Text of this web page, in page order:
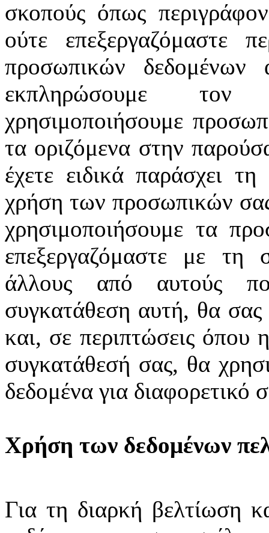
σκοπούς όπως
ούτε επεξεργαζόμαστε
προσωπικών δεδομένων
εκπληρώσουμε
χρησιμοποιήσουμε
τα οριζόμενα στην
έχετε ειδικά παράσχει
χρήση των προσωπικών
χρησιμοποιήσουμε τα
επεξεργαζόμαστε με τη
άλλους από αυτούς
συγκατάθεση αυτή, θα
και, σε περιπτώσεις όπου
συγκατάθεσή σας, θα
δεδομένα για
Χρήση των δεδομένων
Για τη διαρκή βελτίωση